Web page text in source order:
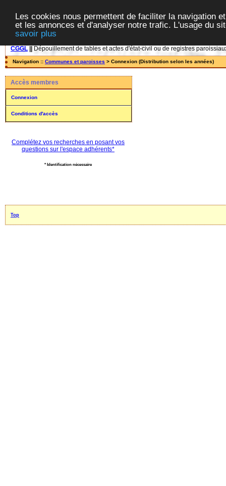
Les cookies nous permettent de faciliter la navigation
et les annonces et d'analyser notre trafic. L'usage du
savoir plus
CGGL Dépouillement de tables et actes d'état-civil ou de registres
Navigation :: Communes et paroisses > Connexion (Distribution selon les années)
Accès membres
Connexion
Conditions d'accès
Complétez vos recherches en posant vos
questions sur l'espace adhérents*
* Identification nécessaire
Top